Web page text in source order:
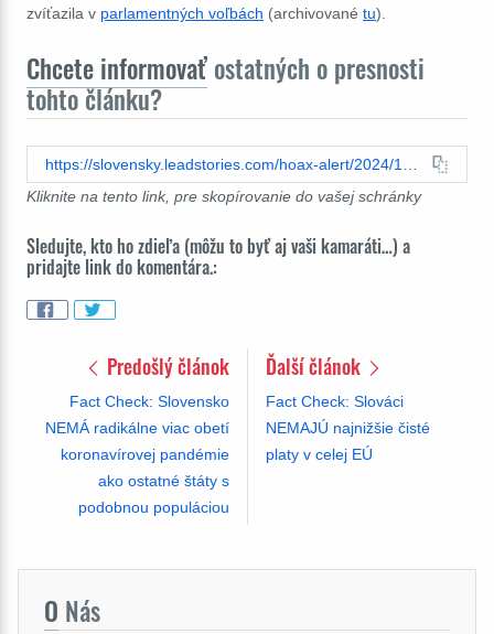
zvíťazila v parlamentných voľbách (archivované tu).
Chcete informovať ostatných o presnosti
tohto článku?
Kliknite na tento link, pre skopírovanie do vašej schránky
Sledujte, kto ho zdieľa (môžu to byť aj vaši kamaráti…) a
pridajte link do komentára.:
Predošlý článok
Fact Check: Slovensko
NEMÁ radikálne viac obetí
koronavírovej pandémie
ako ostatné štáty s
podobnou populáciou
Ďalší článok
Fact Check: Slováci
NEMAJÚ najnižšie čisté
platy v celej EÚ
O Nás